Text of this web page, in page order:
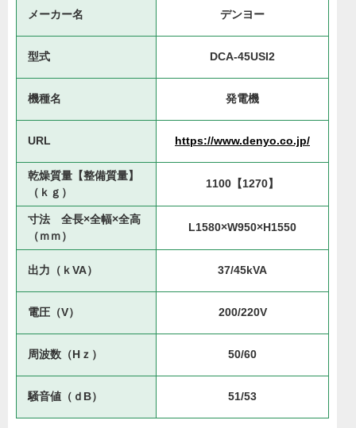
メーカー名 デンヨー
型式 DCA-45USI2
機種名 発電機
URL https://www.denyo.co.jp/
乾燥質量【整備質量】
（ｋｇ）
1100【1270】
寸法 全長×全幅×全高
（ｍｍ）
L1580×W950×H1550
出力（ｋVA） 37/45kVA
電圧（V） 200/220V
周波数（Hｚ） 50/60
騒音値（ｄB） 51/53